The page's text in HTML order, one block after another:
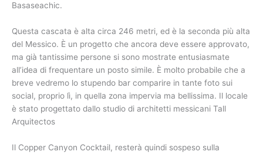
Basaseachic.
Questa cascata è alta circa 246 metri, ed è la seconda più alta
del Messico. È un progetto che ancora deve essere approvato,
ma già tantissime persone si sono mostrate entusiasmate
all’idea di frequentare un posto simile. È molto probabile che a
breve vedremo lo stupendo bar comparire in tante foto sui
social, proprio lì, in quella zona impervia ma bellissima. Il locale
è stato progettato dallo studio di architetti messicani Tall
Arquitectos
Il Copper Canyon Cocktail, resterà quindi sospeso sulla